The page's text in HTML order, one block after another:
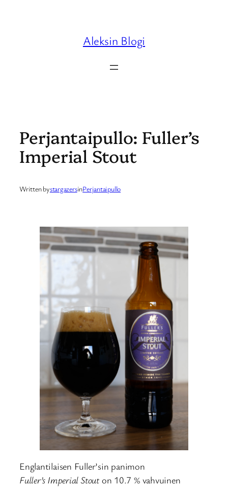
Aleksin Blogi
Perjantaipullo: Fuller’s
Imperial Stout
Written bystargazersinPerjantaipullo
Englantilaisen Fuller’sin panimon
Fuller’s Imperial Stouton 10.7 % vahvuinen